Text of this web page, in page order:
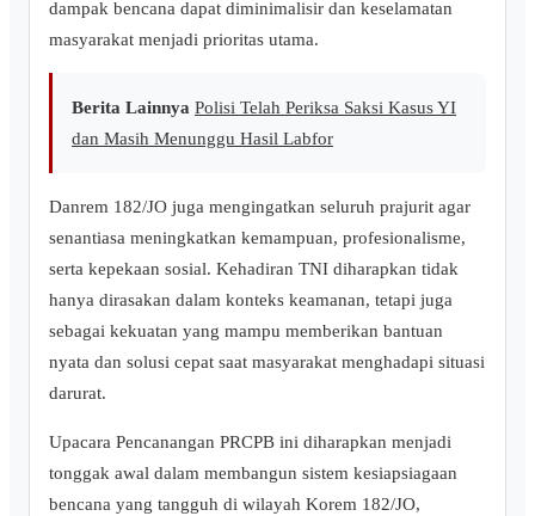
dampak bencana dapat diminimalisir dan keselamatan
masyarakat menjadi prioritas utama.
Berita Lainnya Polisi Telah Periksa Saksi Kasus YI
dan Masih Menunggu Hasil Labfor
Danrem 182/JO juga mengingatkan seluruh prajurit agar
senantiasa meningkatkan kemampuan, profesionalisme,
serta kepekaan sosial. Kehadiran TNI diharapkan tidak
hanya dirasakan dalam konteks keamanan, tetapi juga
sebagai kekuatan yang mampu memberikan bantuan
nyata dan solusi cepat saat masyarakat menghadapi situasi
darurat.
Upacara Pencanangan PRCPB ini diharapkan menjadi
tonggak awal dalam membangun sistem kesiapsiagaan
bencana yang tangguh di wilayah Korem 182/JO,